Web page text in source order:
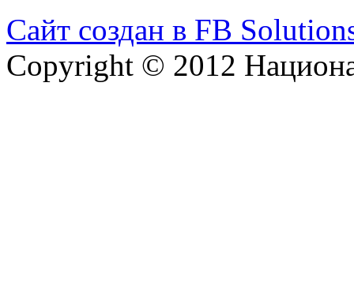
Сайт создан в FB
Copyright © 2012